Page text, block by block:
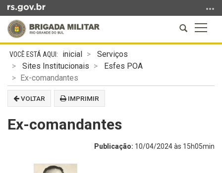
para
conteúdo
para
menu
a
Abrir
a
Início
conteúdo
inicial
Serviços
Sites Institucionais
Esfes POA
Ex-comandantes
VOLTAR IMPRIMIR
Ex-comandantes
Publicação: 10/04/2024 às 15h05min